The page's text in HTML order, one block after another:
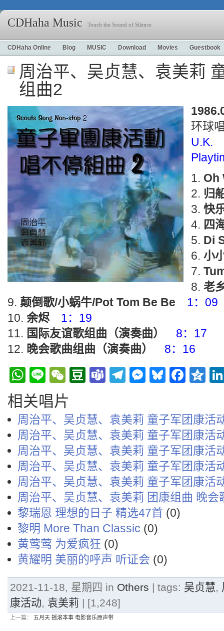
CDHaha Music Touch the Sound of Silence
CDHaha Online Blog MUSIC Download Movies Guestbook
周治平、吴贞慧、袁美莉
组曲2
环球
U.K.
Oh
归
快
四
Di
小
老
颠倒歌/小蜗牛/Pot Tom Be Be
1：09
余烬
1：19
国际友谊歌组曲（演奏曲）
8：17
晚会歌曲组曲（演奏曲）
8：16
WhatsApp
LineWeChat
Douban
TeamsTelegramBluesky
相关唱片
周治平、吴贞慧、袁美莉 童子军团康活
周治平、吴贞慧、袁美莉 童子军团康活
周治平、吴贞慧、袁美莉 童子军团康活
周治平、吴贞慧、袁美莉 童子军团康活
周治平、吴贞慧、袁美莉 童子军团康活
周治平、吴贞慧、袁美莉 团康组曲 晚会
黎瑞恩 理想的日子 精选47首 (0)
黎明 More Than Classic (0)
黄莺莺 为爱疯狂 (0)
黄耀明 美丽的呼声 听证会 (0)
2021-11-18, 星期四 in Others | tags: 吴贞慧,
康活动, 袁美莉 | [1,248]
上一篇： 五月天 摇滚本事 电影音乐原声带